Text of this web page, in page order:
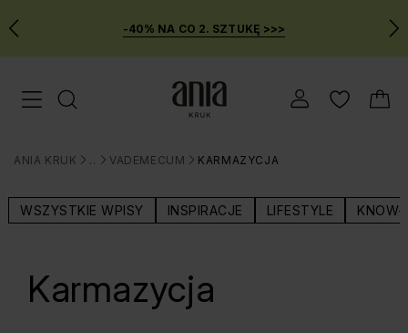
Przejdź
do
MENU
-40% NA CO 2. SZTUKĘ >>>
Menu mobilne
ANIA KRUK
>
BLOG
>
VADEMECUM
>
KARMAZYCJA
WSZYSTKIE WPISY INSPIRACJE LIFESTYLE KNOW-
Karmazycja